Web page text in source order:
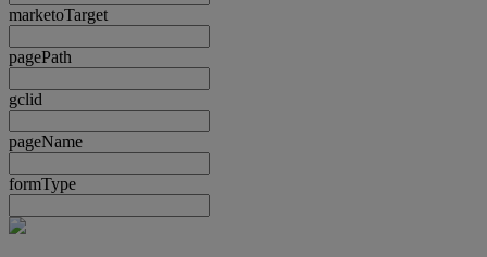
marketoTarget
pagePath
gclid
pageName
formType